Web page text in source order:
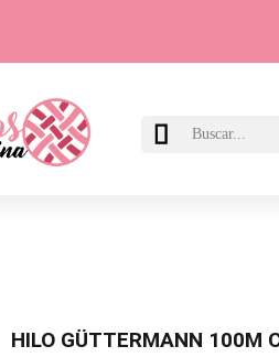

HILO GÜTTERMANN 100M